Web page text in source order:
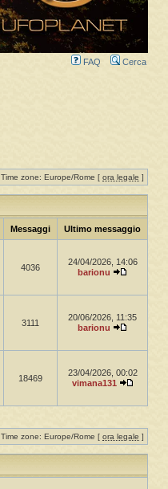
FAQ Cerca
Time zone: Europe/Rome [ ora legale ]
Messaggi Ultimo messaggio
4036
24/04/2026, 14:06
barionu
3111
20/06/2026, 11:35
barionu
18469
23/04/2026, 00:02
vimana131
Time zone: Europe/Rome [ ora legale ]